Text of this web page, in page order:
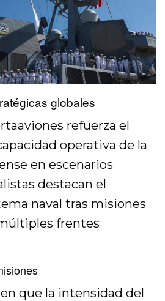
globales
refuerza el
operativa de la
en escenarios
destacan el
naval tras misiones
frentes
que la intensidad del